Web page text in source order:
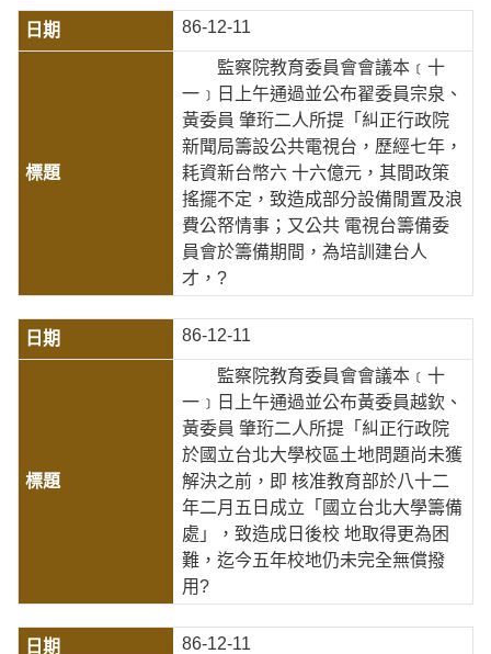
86-12-11
監察院教育委員會會議本﹝十
一﹞日上午通過並公布翟委員宗泉、
黃委員 肇珩二人所提「糾正行政院
新聞局籌設公共電視台，歷經七年，
耗資新台幣六 十六億元，其間政策
搖擺不定，致造成部分設備閒置及浪
費公帑情事；又公共 電視台籌備委
員會於籌備期間，為培訓建台人
才，?
86-12-11
監察院教育委員會會議本﹝十
一﹞日上午通過並公布黃委員越欽、
黃委員 肇珩二人所提「糾正行政院
於國立台北大學校區土地問題尚未獲
解決之前，即 核准教育部於八十二
年二月五日成立「國立台北大學籌備
處」，致造成日後校 地取得更為困
難，迄今五年校地仍未完全無償撥
用?
86-12-11